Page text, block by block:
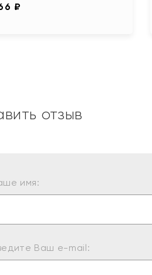
₽
отзыв
имя:
Ваш e-mail: